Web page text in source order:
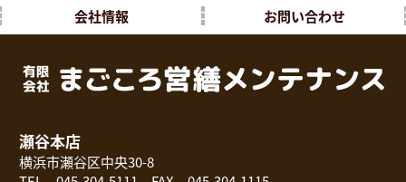
会社情報
お問い合わせ
瀬谷本店
横浜市瀬谷区中央30-8